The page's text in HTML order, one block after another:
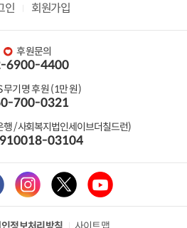
인 회원가입
후원문의
6900-4400
무기명 후원 (1만 원)
700-0321
행 / 사회복지법인세이브더칠드런)
03104